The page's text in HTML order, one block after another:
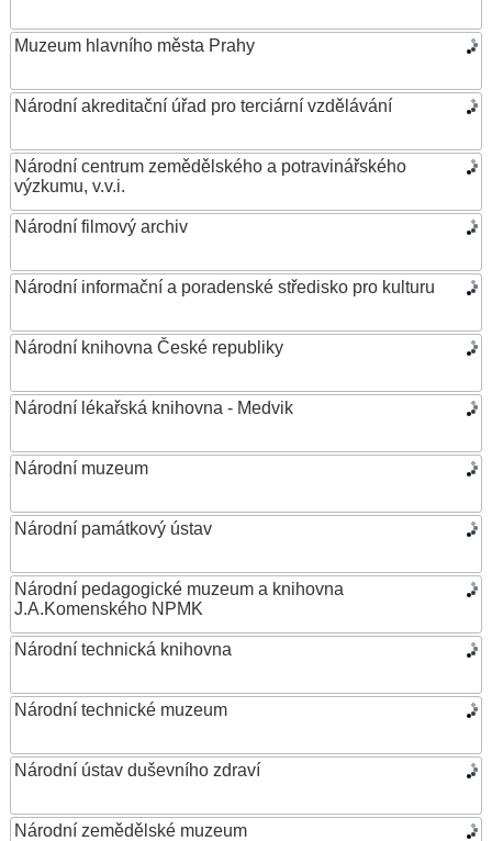
Muzeum hlavního města Prahy
Národní akreditační úřad pro terciární vzdělávání
Národní centrum zemědělského a potravinářského
výzkumu, v.v.i.
Národní filmový archiv
Národní informační a poradenské středisko pro kulturu
Národní knihovna České republiky
Národní lékařská knihovna - Medvik
Národní muzeum
Národní památkový ústav
Národní pedagogické muzeum a knihovna
J.A.Komenského NPMK
Národní technická knihovna
Národní technické muzeum
Národní ústav duševního zdraví
Národní zemědělské muzeum